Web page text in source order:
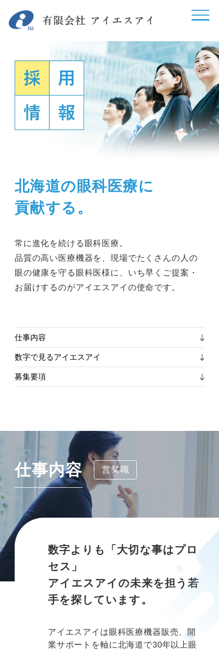
北海道の眼科医療に
貢献する。
常に進化を続ける眼科医療。
品質の高い医療機器を、現場でたくさんの人の
眼の健康を守る眼科医様に、いち早くご提案・
お届けするのがアイエスアイの使命です。
仕事内容
数字で見るアイエスアイ
募集要項
仕事内容 営業職
数字よりも「大切な事はプロ
セス」
アイエスアイの未来を担う若
手を探しています。
アイエスアイは眼科医療機器販売、開
業サポートを軸に北海道で30年以上眼